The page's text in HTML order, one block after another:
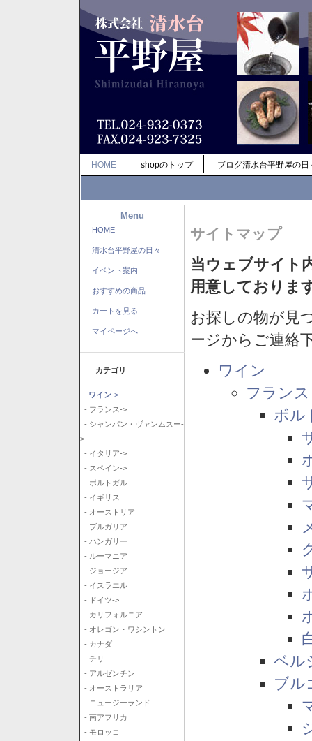
HOME shopのトップ ブログ清水台平野屋の日
Menu
HOME
清水台平野屋の日々
イベント案内
おすすめの商品
カートを見る
マイページへ
カテゴリ
ワイン->
- フランス->
- シャンパン・ヴァンムスー-
>
- イタリア->
- スペイン->
- ポルトガル
- イギリス
- オーストリア
- ブルガリア
- ハンガリー
- ルーマニア
- ジョージア
- イスラエル
- ドイツ->
- カリフォルニア
- オレゴン・ワシントン
- カナダ
- チリ
- アルゼンチン
- オーストラリア
- ニュージーランド
- 南アフリカ
- モロッコ
サイトマップ
当ウェブサイト
用意しておりま
お探しの物が見
ージからご連絡
ワイン
フランス
ボル
ベル
ブル